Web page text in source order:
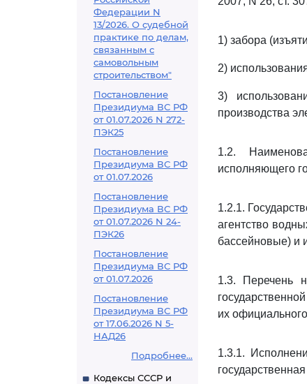
Федерации N
13/2026. О судебной
практике по делам,
связанным с
самовольным
строительством"
Постановление
Президиума ВС РФ
от 01.07.2026 N 272-
ПЭК25
Постановление
Президиума ВС РФ
от 01.07.2026
Постановление
Президиума ВС РФ
от 01.07.2026 N 24-
ПЭК26
Постановление
Президиума ВС РФ
от 01.07.2026
Постановление
Президиума ВС РФ
от 17.06.2026 N 5-
НАД26
Подробнее...
Кодексы СССР и
1) забора
2)
3)
производства
1.2.
исполняющего
1.2.1.
агентство
бассейновые) и
1.3. Перечень
их
1.3.1.